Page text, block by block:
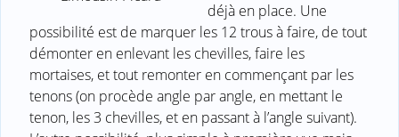
déjà en place. Une
possibilité est de marquer les 12 trous à faire, de tout
démonter en enlevant les chevilles, faire les
mortaises, et tout remonter en commençant par les
tenons (on procède angle par angle, en mettant le
tenon, les 3 chevilles, et en passant à l’angle suivant).